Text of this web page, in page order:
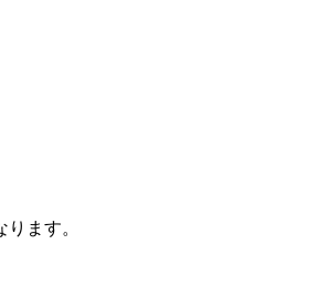
ます。